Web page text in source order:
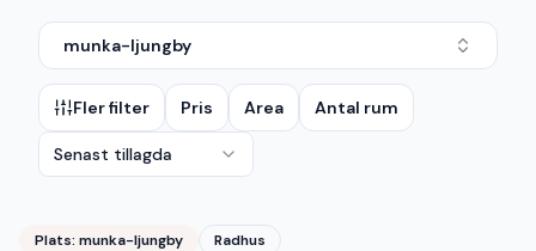
munka-ljungby
Fler filter Pris Area Antal rum
Senast tillagda
Plats: munka-ljungby Radhus